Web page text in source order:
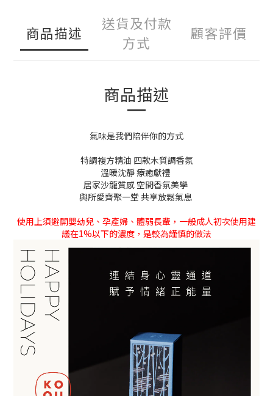
商品描述
送貨及付款
方式
顧客評價
商品描述
氣味是我們陪伴你的方式
特調複方精油 四款木質調香氛
溫暖沈靜 療癒獻禮
居家沙龍質感 空間香氛美學
與所愛齊聚一堂 共享放鬆氣息
使用上須避開嬰幼兒、孕產婦、體弱長輩，一般成人初次使用建
議在1%以下的濃度，是較為謹慎的做法